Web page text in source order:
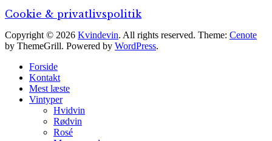
Cookie & privatlivspolitik
Copyright © 2026 Kvindevin. All rights reserved. Theme: Cenote
by ThemeGrill. Powered by WordPress.
Forside
Kontakt
Mest læste
Vintyper
Hvidvin
Rødvin
Rosé